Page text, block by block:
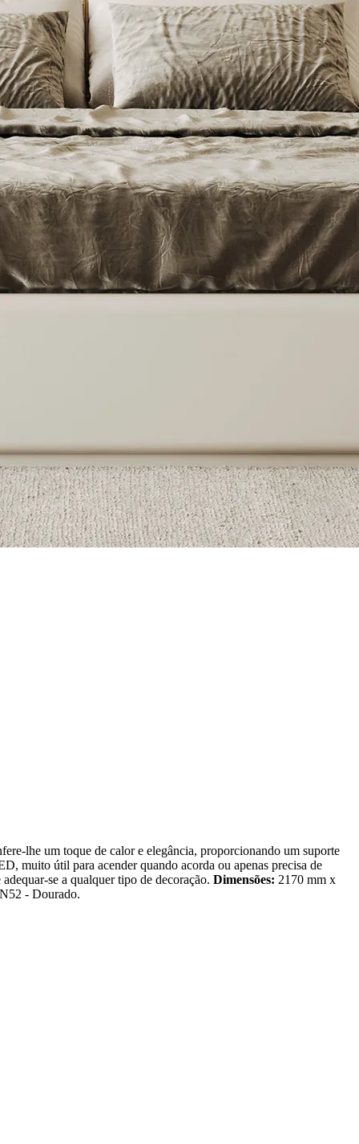
lhe um toque de calor e elegância, proporcionando um suporte
muito útil para acender quando acorda ou apenas precisa de
se a qualquer tipo de decoração. Dimensões: 2170 mm x
- Dourado.